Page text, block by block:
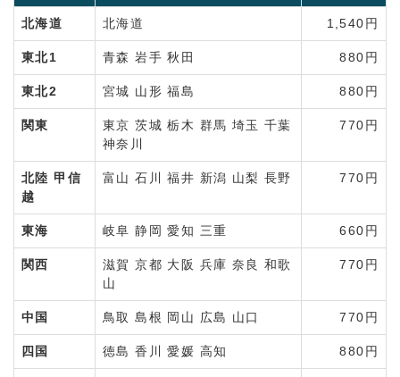
北海道 北海道 1,540円
東北1 青森 岩手 秋田 880円
東北2 宮城 山形 福島 880円
関東
東京 茨城 栃木 群馬 埼玉 千葉
神奈川
770円
北陸 甲信
越
富山 石川 福井 新潟 山梨 長野 770円
東海 岐阜 静岡 愛知 三重 660円
関西
滋賀 京都 大阪 兵庫 奈良 和歌
山
770円
中国 鳥取 島根 岡山 広島 山口 770円
四国 徳島 香川 愛媛 高知 880円